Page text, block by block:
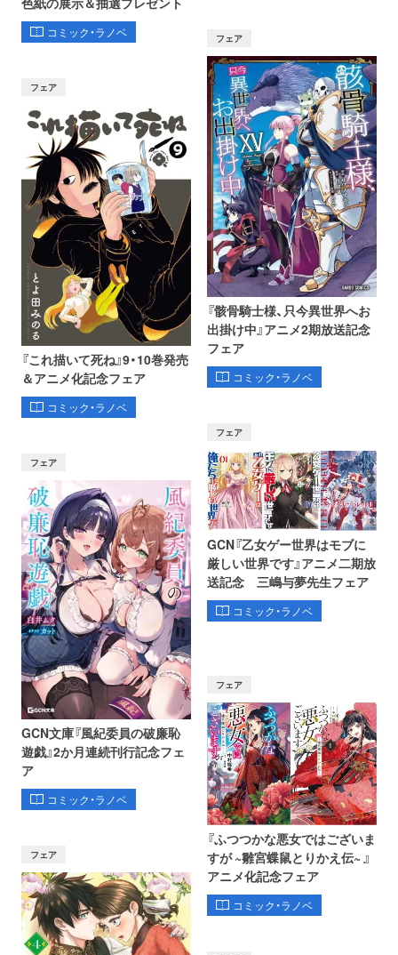
コミック・ラノベ
フェア
『これ描いて死ね』9・10巻発売
＆アニメ化記念フェア
コミック・ラノベ
フェア
『骸骨騎士様、只今異世界へお
出掛け中』アニメ2期放送記念
フェア
コミック・ラノベ
フェア
GCN文庫『風紀委員の破廉恥
遊戯』2か月連続刊行記念フェ
ア
コミック・ラノベ
フェア
GCN『乙女ゲー世界はモブに
厳しい世界です』アニメ二期放
送記念 三嶋与夢先生フェア
コミック・ラノベ
フェア
フェア
『ふつつかな悪女ではございま
すが ~雛宮蝶鼠とりかえ伝~ 』
アニメ化記念フェア
コミック・ラノベ